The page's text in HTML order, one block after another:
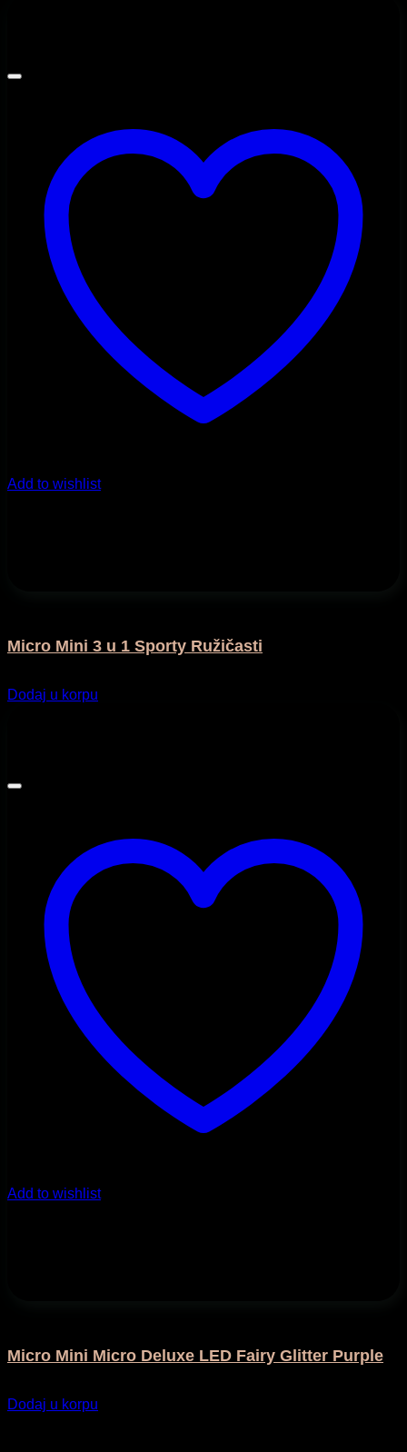
Add to wishlist
Add to wishlist
Micro Mini 3 u 1 Sporty Ružičasti
Dodaj u korpu
Micro Mini Micro Deluxe LED Fairy Glitter Purple
Dodaj u korpu